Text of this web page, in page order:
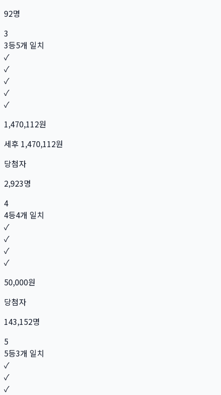
92명
3
3등5개 일치
✓
✓
✓
✓
✓
1,470,112원
세후 1,470,112원
당첨자
2,923명
4
4등4개 일치
✓
✓
✓
✓
50,000원
당첨자
143,152명
5
5등3개 일치
✓
✓
✓